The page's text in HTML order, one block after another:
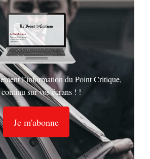
l’information du Point Critique,
sur vos écrans ! !
Je m'abonne